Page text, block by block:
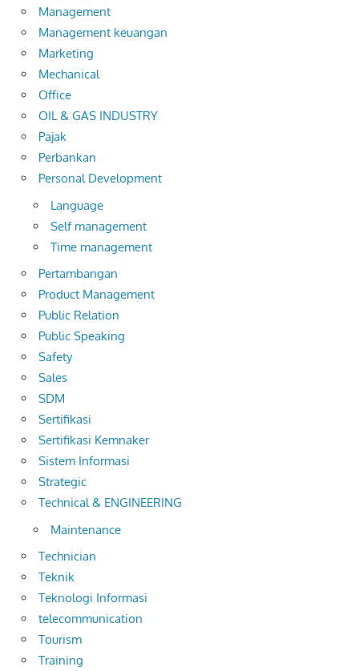
Management
Management keuangan
Marketing
Mechanical
Office
OIL & GAS INDUSTRY
Pajak
Perbankan
Personal Development
Language
Self management
Time management
Pertambangan
Product Management
Public Relation
Public Speaking
Safety
Sales
SDM
Sertifikasi
Sertifikasi Kemnaker
Sistem Informasi
Strategic
Technical & ENGINEERING
Maintenance
Technician
Teknik
Teknologi Informasi
telecommunication
Tourism
Training